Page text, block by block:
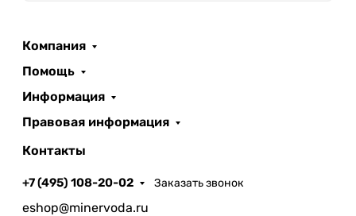
Компания
Помощь
Информация
Правовая информация
Контакты
+7 (495) 108-20-02 Заказать звонок
eshop@minervoda.ru